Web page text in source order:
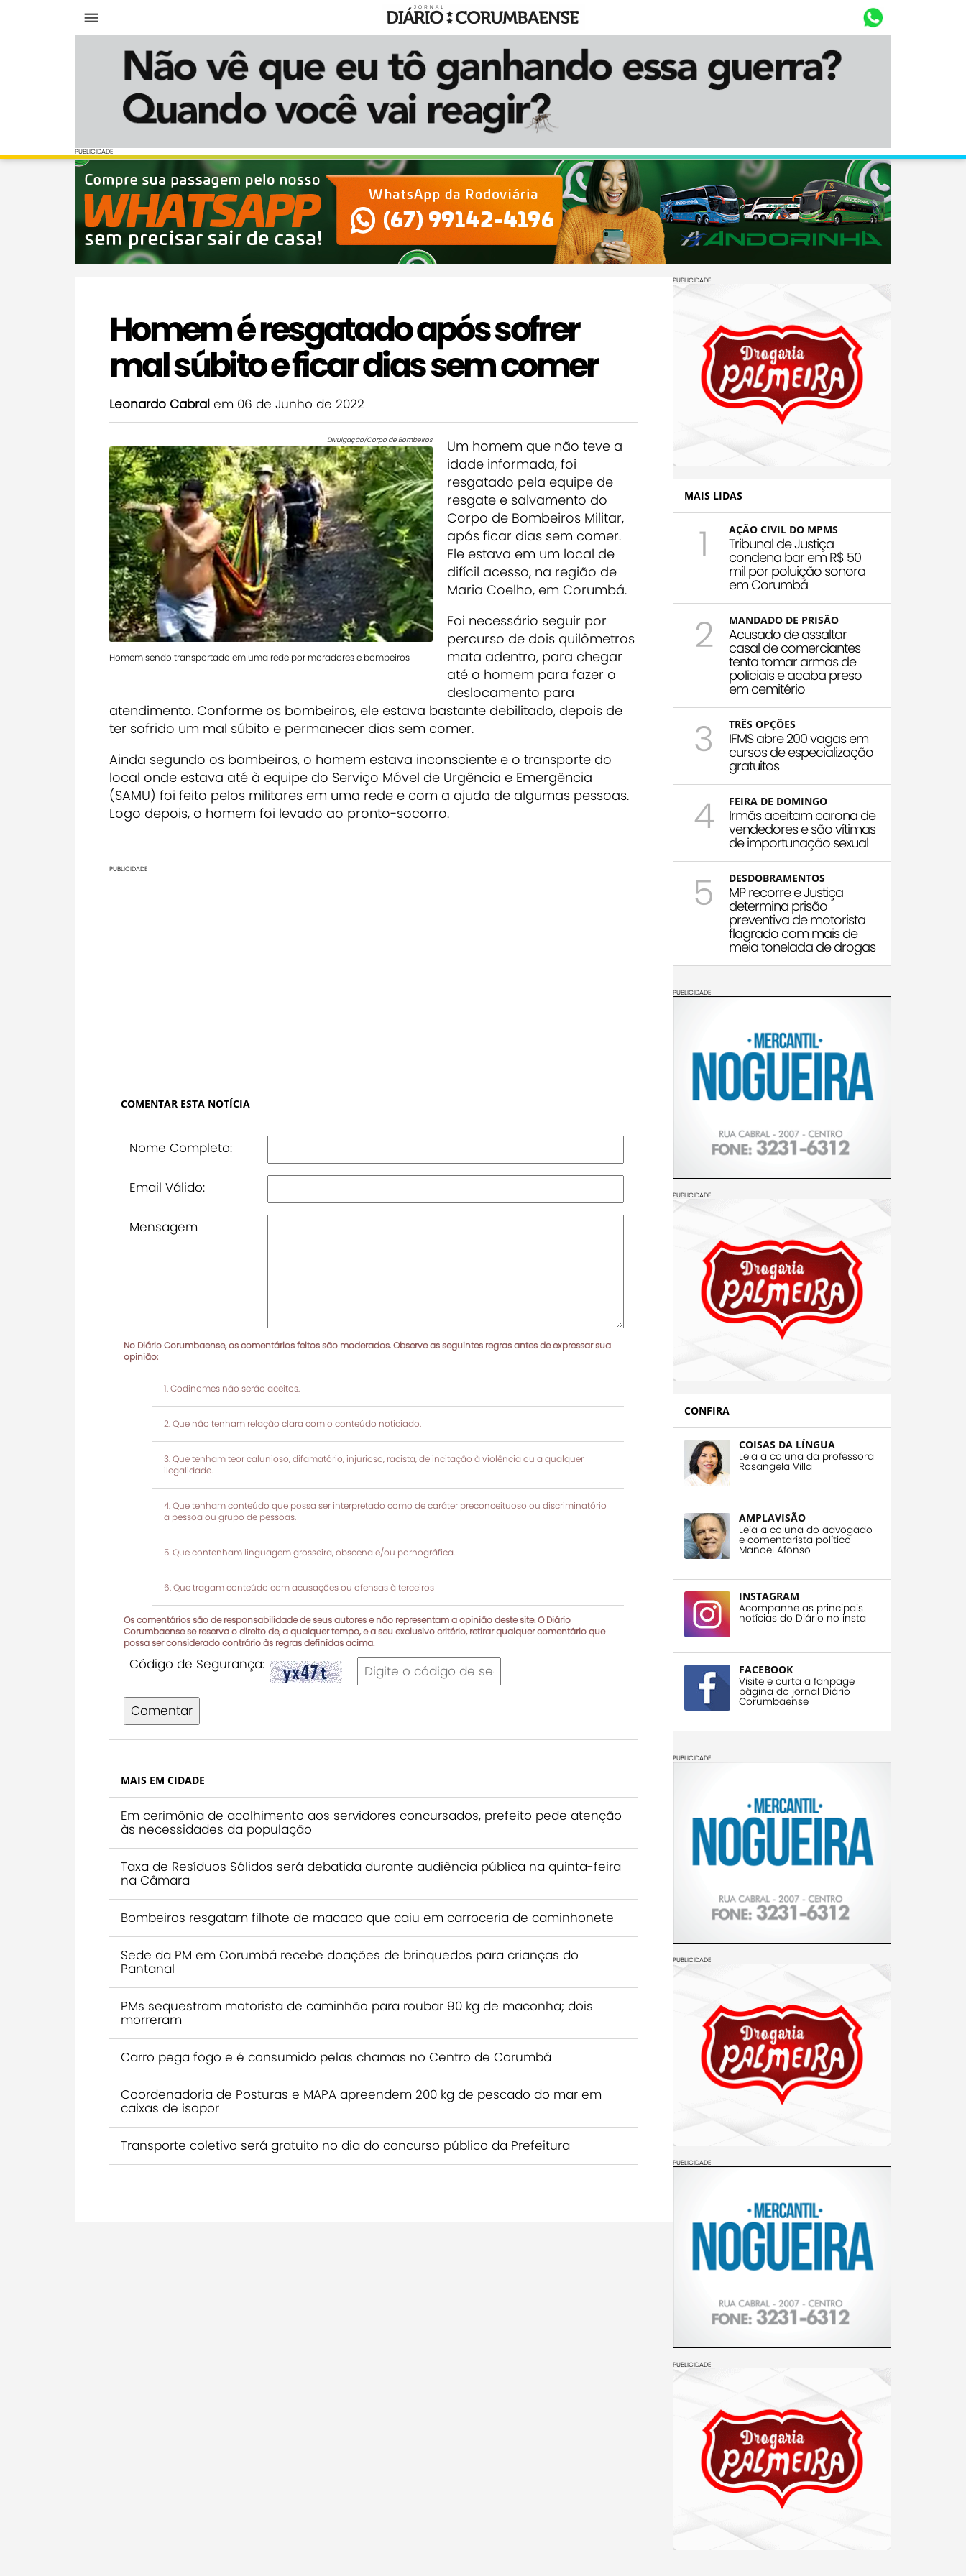
Diário Corumbaense
PUBLICIDADE
PUBLICIDADE
Homem é resgatado após sofrer
mal súbito e ficar dias sem comer
Leonardo Cabral em 06 de Junho de 2022
Divulgação/Corpo de Bombeiros
Homem sendo transportado em uma rede por moradores e bombeiros
Um homem que não teve a
idade informada, foi
resgatado pela equipe de
resgate e salvamento do
Corpo de Bombeiros Militar,
após ficar dias sem comer.
Ele estava em um local de
difícil acesso, na região de
Maria Coelho, em Corumbá.
Foi necessário seguir por
percurso de dois quilômetros
mata adentro, para chegar
até o homem para fazer o
deslocamento para
atendimento. Conforme os bombeiros, ele estava bastante debilitado, depois de
ter sofrido um mal súbito e permanecer dias sem comer.
Ainda segundo os bombeiros, o homem estava inconsciente e o transporte do
local onde estava até à equipe do Serviço Móvel de Urgência e Emergência
(SAMU) foi feito pelos militares em uma rede e com a ajuda de algumas pessoas.
Logo depois, o homem foi levado ao pronto-socorro.
PUBLICIDADE
COMENTAR ESTA NOTÍCIA
Nome Completo:
Email Válido:
Mensagem
No Diário Corumbaense, os comentários feitos são moderados. Observe as seguintes regras antes de expressar sua
opinião:
Codinomes não serão aceitos.
Que não tenham relação clara com o conteúdo noticiado.
Que tenham teor calunioso, difamatório, injurioso, racista, de incitação à violência ou a qualquer
ilegalidade.
Que tenham conteúdo que possa ser interpretado como de caráter preconceituoso ou discriminatório
a pessoa ou grupo de pessoas.
Que contenham linguagem grosseira, obscena e/ou pornográfica.
Que tragam conteúdo com acusações ou ofensas à terceiros
Os comentários são de responsabilidade de seus autores e não representam a opinião deste site. O Diário
Corumbaense se reserva o direito de, a qualquer tempo, e a seu exclusivo critério, retirar qualquer comentário que
possa ser considerado contrário às regras definidas acima.
Código de Segurança:
Comentar
MAIS EM CIDADE
Em cerimônia de acolhimento aos servidores concursados, prefeito pede atenção
às necessidades da população
Taxa de Resíduos Sólidos será debatida durante audiência pública na quinta-feira
na Câmara
Bombeiros resgatam filhote de macaco que caiu em carroceria de caminhonete
Sede da PM em Corumbá recebe doações de brinquedos para crianças do
Pantanal
PMs sequestram motorista de caminhão para roubar 90 kg de maconha; dois
morreram
Carro pega fogo e é consumido pelas chamas no Centro de Corumbá
Coordenadoria de Posturas e MAPA apreendem 200 kg de pescado do mar em
caixas de isopor
Transporte coletivo será gratuito no dia do concurso público da Prefeitura
PUBLICIDADE
MAIS LIDAS
1 AÇÃO CIVIL DO MPMS
Tribunal de Justiça
condena bar em R$ 50
mil por poluição sonora
em Corumbá
2 MANDADO DE PRISÃO
Acusado de assaltar
casal de comerciantes
tenta tomar armas de
policiais e acaba preso
em cemitério
3 TRÊS OPÇÕES
IFMS abre 200 vagas em
cursos de especialização
gratuitos
4 FEIRA DE DOMINGO
Irmãs aceitam carona de
vendedores e são vítimas
de importunação sexual
5 DESDOBRAMENTOS
MP recorre e Justiça
determina prisão
preventiva de motorista
flagrado com mais de
meia tonelada de drogas
PUBLICIDADE
PUBLICIDADE
CONFIRA
COISAS DA LÍNGUA
Leia a coluna da professora
Rosangela Villa
AMPLAVISÃO
Leia a coluna do advogado
e comentarista político
Manoel Afonso
INSTAGRAM
Acompanhe as principais
notícias do Diário no insta
FACEBOOK
Visite e curta a fanpage
página do jornal Diário
Corumbaense
PUBLICIDADE
PUBLICIDADE
PUBLICIDADE
PUBLICIDADE